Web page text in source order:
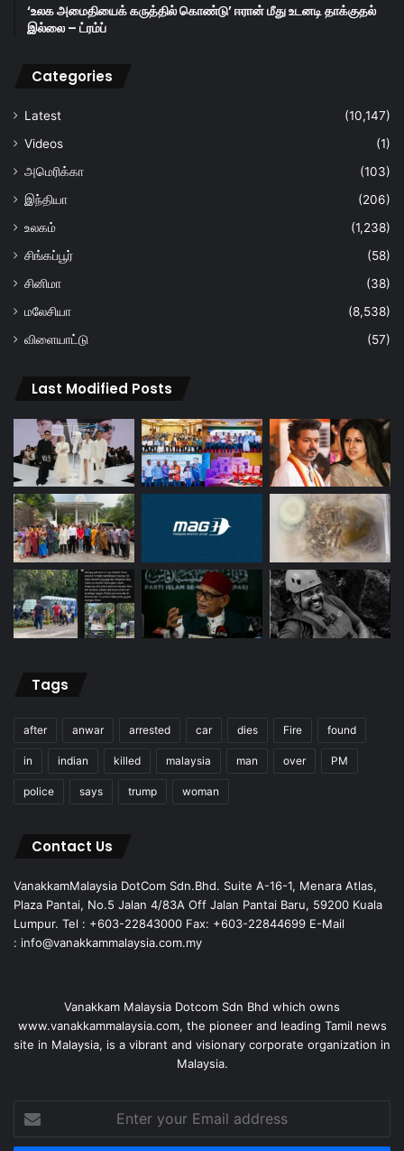
‘உலக அமைதியைக் கருத்தில் கொண்டு’ ஈரான் மீது உடனடி தாக்குதல்
இல்லை – ட்ரம்ப்
Categories
Latest
(10,147)
Videos
(1)
அமெரிக்கா
(103)
இந்தியா
(206)
உலகம்
(1,238)
சிங்கப்பூர்
(58)
சினிமா
(38)
மலேசியா
(8,538)
விளையாட்டு
(57)
Last Modified Posts
Tags
after anwar arrested car dies Fire found
in indian killed malaysia man over PM
police says trump woman
Contact Us
VanakkamMalaysia DotCom Sdn.Bhd. Suite A-16-1, Menara Atlas,
Plaza Pantai, No.5 Jalan 4/83A Off Jalan Pantai Baru, 59200 Kuala
Lumpur. Tel : +603-22843000 Fax: +603-22844699 E-Mail
: info@vanakkammalaysia.com.my
Vanakkam Malaysia Dotcom Sdn Bhd which owns
www.vanakkammalaysia.com, the pioneer and leading Tamil news
site in Malaysia, is a vibrant and visionary corporate organization in
Malaysia.
your
Email